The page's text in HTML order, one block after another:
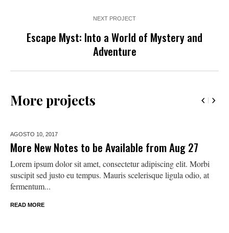
NEXT PROJECT
Escape Myst: Into a World of Mystery and
Adventure
More projects
AGOSTO 10, 2017
More New Notes to be Available from Aug 27
Lorem ipsum dolor sit amet, consectetur adipiscing elit. Morbi
suscipit sed justo eu tempus. Mauris scelerisque ligula odio, at
fermentum...
READ MORE